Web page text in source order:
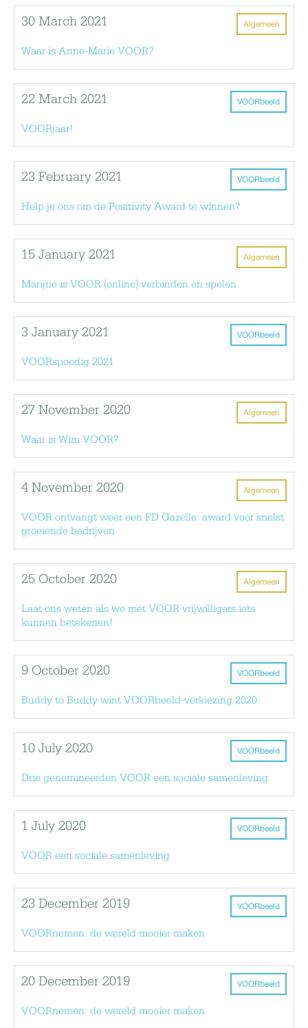
Algemeen
30 March 2021
Waar is Anne-Marie VOOR?
VOORbeeld
22 March 2021
VOORjaar!
VOORbeeld
23 February 2021
Help je ons om de Positivity Award te winnen?
Algemeen
15 January 2021
Marijne is VOOR (online) verbinden en spelen
VOORbeeld
3 January 2021
VOORspoedig 2021
Algemeen
27 November 2020
Waar is Wim VOOR?
Algemeen
4 November 2020
VOOR ontvangt weer een FD Gazelle: award voor snelst
groeiende bedrijven
Algemeen
25 October 2020
Laat ons weten als we met VOOR vrijwilligers iets
kunnen betekenen!
VOORbeeld
9 October 2020
Buddy to Buddy wint VOORbeeld-verkiezing 2020
VOORbeeld
10 July 2020
Drie genomineerden VOOR een sociale samenleving
VOORbeeld
1 July 2020
VOOR een sociale samenleving
VOORbeeld
23 December 2019
VOORnemen: de wereld mooier maken
VOORbeeld
20 December 2019
VOORnemen: de wereld mooier maken